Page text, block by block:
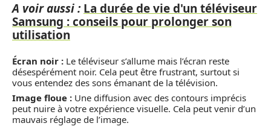
A voir aussi : La durée de vie d'un téléviseur
Samsung : conseils pour prolonger son
utilisation
Écran noir : Le téléviseur s’allume mais l’écran reste
désespérément noir. Cela peut être frustrant, surtout si
vous entendez des sons émanant de la télévision.
Image floue : Une diffusion avec des contours imprécis
peut nuire à votre expérience visuelle. Cela peut venir d’un
mauvais réglage de l’image.